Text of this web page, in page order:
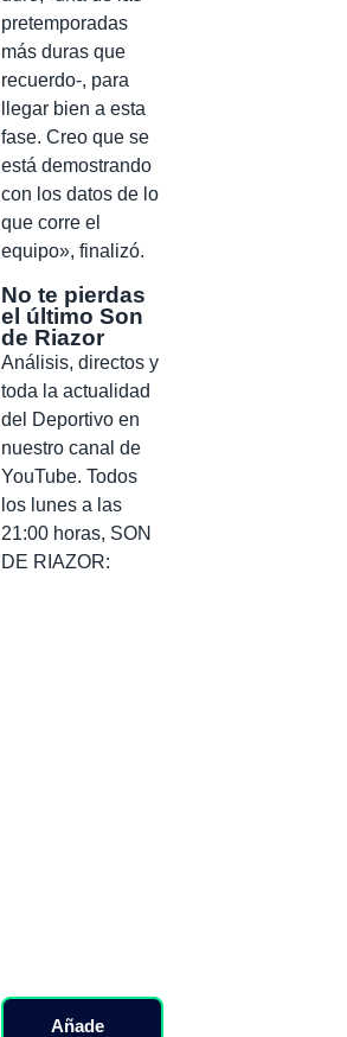
pretemporadas
más duras que
recuerdo-, para
llegar bien a esta
fase. Creo que se
está demostrando
con los datos de lo
que corre el
equipo», finalizó.
No te pierdas
el último Son
de Riazor
Análisis, directos y
toda la actualidad
del Deportivo en
nuestro canal de
YouTube. Todos
los lunes a las
21:00 horas, SON
DE RIAZOR:
Añade